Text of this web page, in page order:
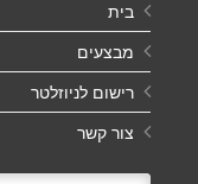
בית
מבצעים
רישום לניוזלטר
צור קשר